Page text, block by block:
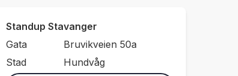
Standup Stavanger
Gata
Bruvikveien 50a
Stad
Hundvåg